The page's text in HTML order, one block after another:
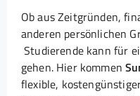
Ob aus Zeitgründen,
anderen persönlichen
Studierende kann für
gehen. Hier kommen
flexible,